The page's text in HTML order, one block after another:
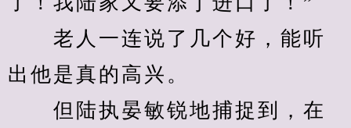
老人一连说了几个好，能听
出他是真的高兴。
但陆执晏敏锐地捕捉到，在